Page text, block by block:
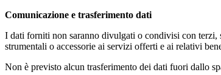
Comunicazione e trasferimento dati
I dati forniti non saranno divulgati o condivisi con terzi,
strumentali o accessorie ai servizi offerti e ai relativi
Non è previsto alcun trasferimento dei dati fuori dallo